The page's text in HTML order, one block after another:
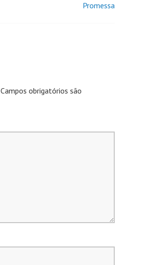
Promessa
Campos obrigatórios são